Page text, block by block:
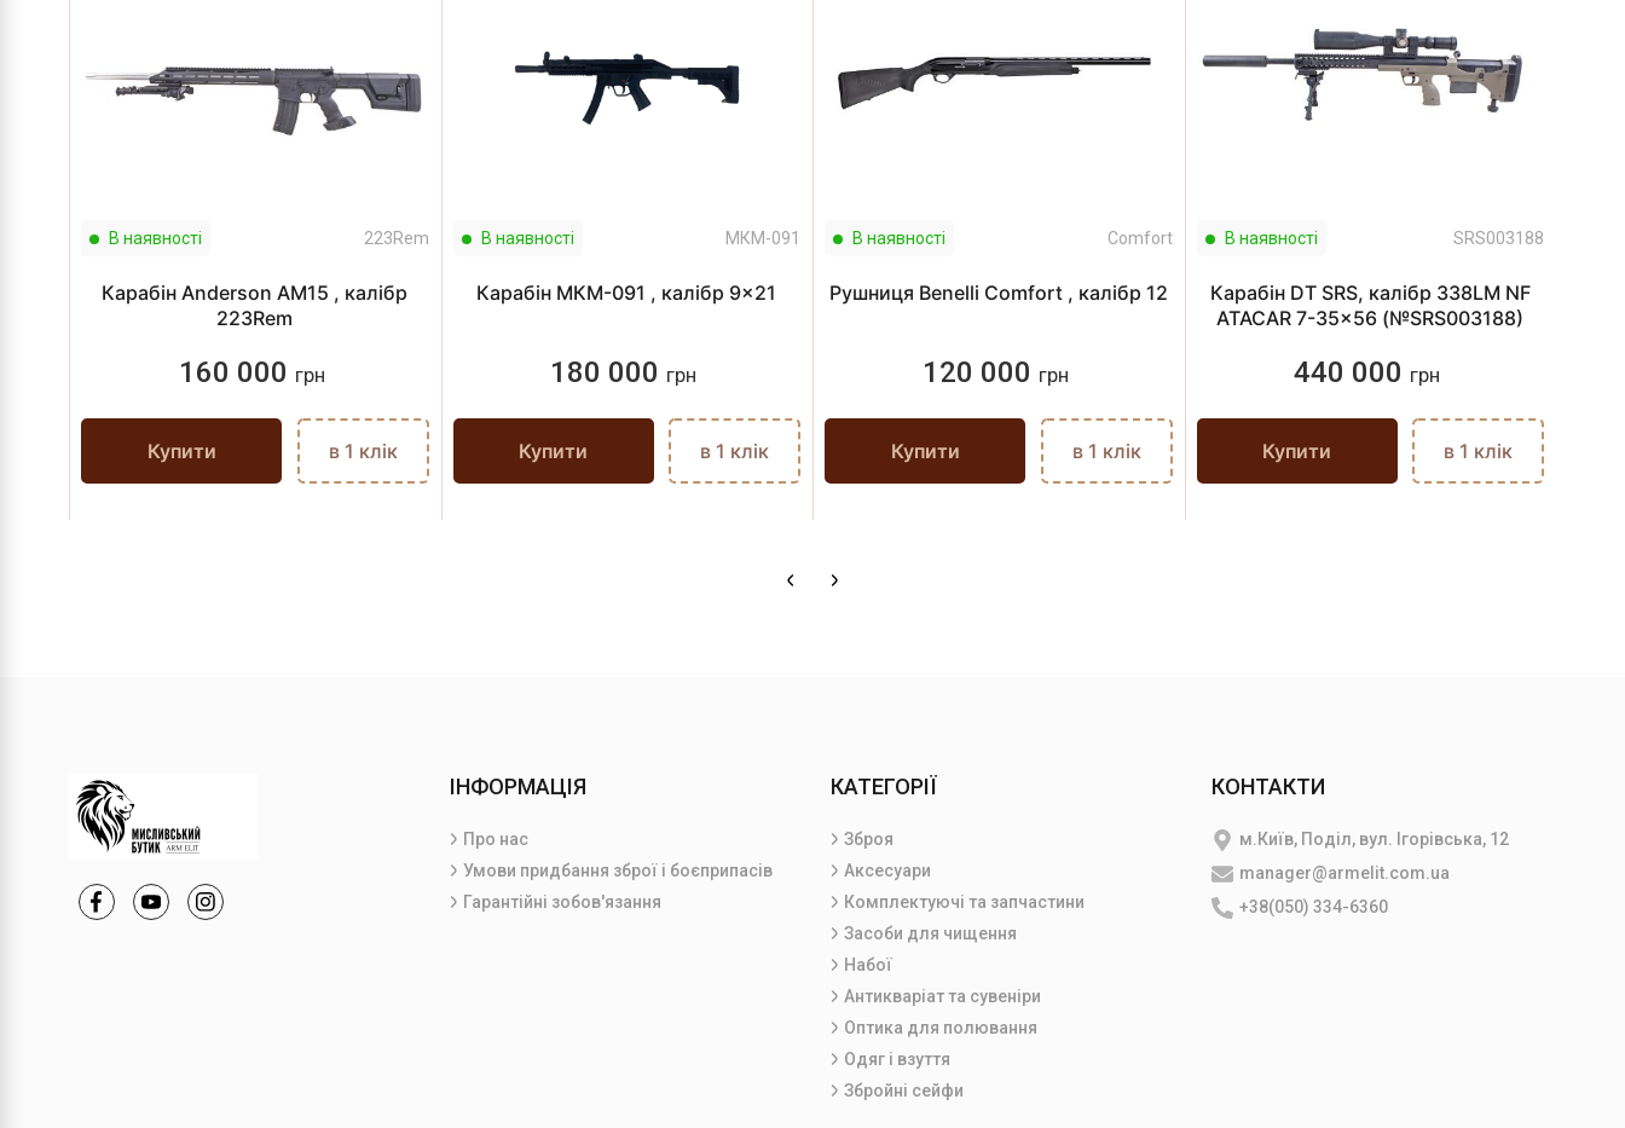
В наявності 223Rem
Карабін Anderson AM15 , калібр
223Rem
160 000 грн
Купити в 1 клік
В наявності МКМ-091
Карабін МКМ-091 , калібр 9x21
180 000 грн
Купити в 1 клік
В наявності Comfort
Рушниця Benelli Comfort , калібр 12
120 000 грн
Купити в 1 клік
В наявності SRS003188
Карабін DT SRS, калібр 338LM NF
ATACAR 7-35x56 (№SRS003188)
440 000 грн
Купити в 1 клік
ІНФОРМАЦІЯ
Про нас
Умови придбання зброї і боєприпасів
Гарантійні зобов'язання
КАТЕГОРІЇ
Зброя
Аксесуари
Комплектуючі та запчастини
Засоби для чищення
Набої
Антикваріат та сувеніри
Оптика для полювання
Одяг і взуття
Збройні сейфи
КОНТАКТИ
м.Київ, Поділ, вул. Ігорівська, 12
manager@armelit.com.ua
+38(050) 334-6360